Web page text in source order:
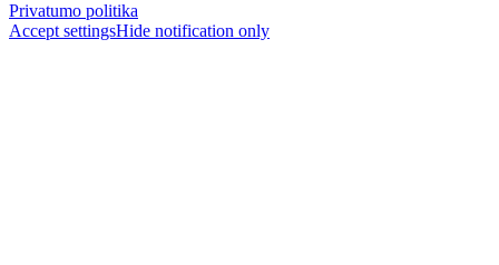
Privatumo politika
Accept settingsHide notification only